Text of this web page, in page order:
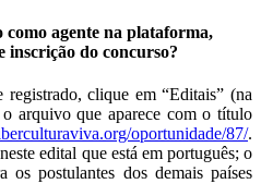
agente na plataforma,
inscrição do concurso?
clique em “Editais” (na
arquivo que aparece com o título
oportunidade/87/.
edital que está em português; o
os postulantes dos demais países